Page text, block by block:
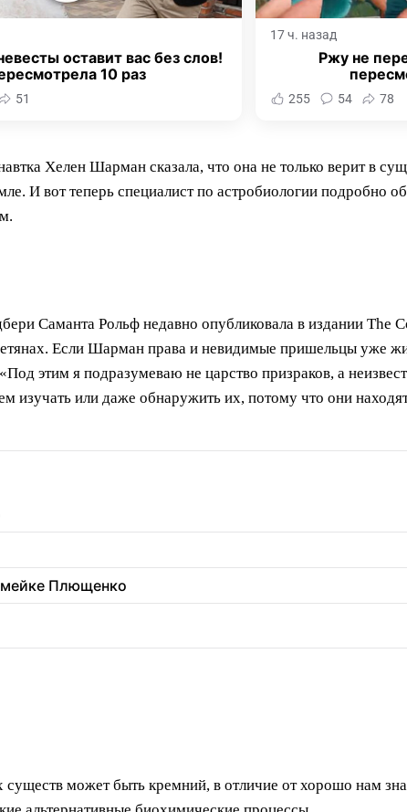
оставит вас без слов!
10 раз
51
17 ч. назад
Ржу не
255 54 78
Хелен Шарман сказала, что она не только верит в
И вот теперь специалист по астробиологии подробно
Саманта Рольф недавно опубликовала в издании The
Если Шарман права и невидимые пришельцы уже
этим я подразумеваю не царство призраков, а
или даже обнаружить их, потому что они
Плющенко
может быть кремний, в отличие от хорошо нам